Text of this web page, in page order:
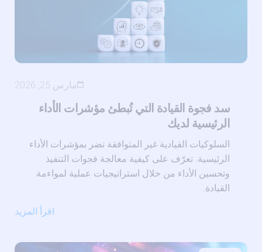
مارس 25, 2026
سد فجوة القيادة التي تُبطئ مؤشرات الأداء
الرئيسية لديك
السلوكيات القيادية غير المتوافقة تضر بمؤشرات الأداء
الرئيسية. تعرّف على كيفية معالجة فجوات التنفيذ
وتحسين الأداء من خلال استراتيجيات عملية لمواءمة
القيادة.
اقرأ المزيد